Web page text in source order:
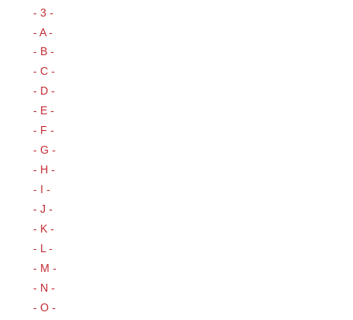
- 3 -
- A -
- B -
- C -
- D -
- E -
- F -
- G -
- H -
- I -
- J -
- K -
- L -
- M -
- N -
- O -